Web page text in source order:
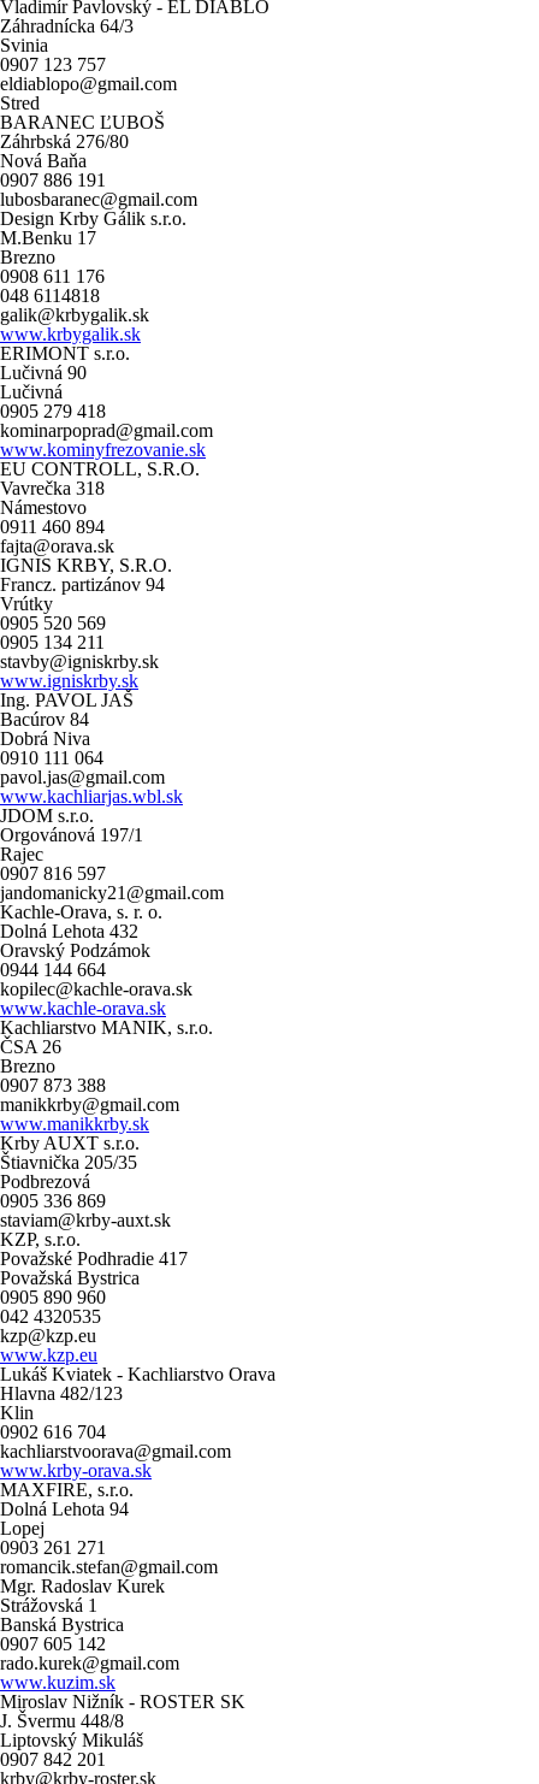
Vladimír Pavlovský - EL DIABLO
Záhradnícka 64/3
Svinia
0907 123 757
eldiablopo@gmail.com
Stred
BARANEC ĽUBOŠ
Záhrbská 276/80
Nová Baňa
0907 886 191
lubosbaranec@gmail.com
Design Krby Gálik s.r.o.
M.Benku 17
Brezno
0908 611 176
048 6114818
galik@krbygalik.sk
www.krbygalik.sk
ERIMONT s.r.o.
Lučivná 90
Lučivná
0905 279 418
kominarpoprad@gmail.com
www.kominyfrezovanie.sk
EU CONTROLL, S.R.O.
Vavrečka 318
Námestovo
0911 460 894
fajta@orava.sk
IGNIS KRBY, S.R.O.
Francz. partizánov 94
Vrútky
0905 520 569
0905 134 211
stavby@igniskrby.sk
www.igniskrby.sk
Ing. PAVOL JAŠ
Bacúrov 84
Dobrá Niva
0910 111 064
pavol.jas@gmail.com
www.kachliarjas.wbl.sk
JDOM s.r.o.
Orgovánová 197/1
Rajec
0907 816 597
jandomanicky21@gmail.com
Kachle-Orava, s. r. o.
Dolná Lehota 432
Oravský Podzámok
0944 144 664
kopilec@kachle-orava.sk
www.kachle-orava.sk
Kachliarstvo MANIK, s.r.o.
ČSA 26
Brezno
0907 873 388
manikkrby@gmail.com
www.manikkrby.sk
Krby AUXT s.r.o.
Štiavnička 205/35
Podbrezová
0905 336 869
staviam@krby-auxt.sk
KZP, s.r.o.
Považské Podhradie 417
Považská Bystrica
0905 890 960
042 4320535
kzp@kzp.eu
www.kzp.eu
Lukáš Kviatek - Kachliarstvo Orava
Hlavna 482/123
Klin
0902 616 704
kachliarstvoorava@gmail.com
www.krby-orava.sk
MAXFIRE, s.r.o.
Dolná Lehota 94
Lopej
0903 261 271
romancik.stefan@gmail.com
Mgr. Radoslav Kurek
Strážovská 1
Banská Bystrica
0907 605 142
rado.kurek@gmail.com
www.kuzim.sk
Miroslav Nižník - ROSTER SK
J. Švermu 448/8
Liptovský Mikuláš
0907 842 201
krby@krby-roster.sk